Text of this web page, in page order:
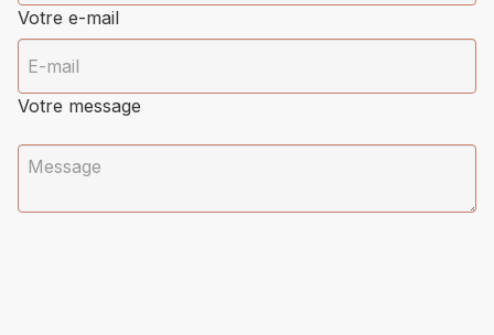
Votre e-mail
Votre message